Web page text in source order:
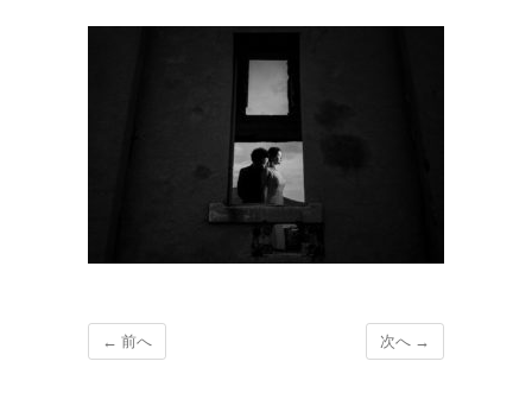
← 前へ 次へ →